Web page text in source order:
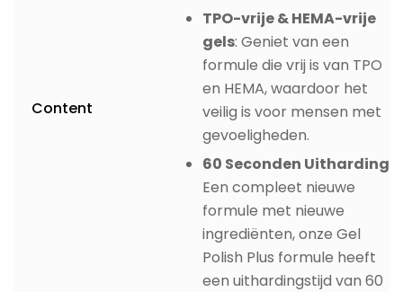
Content
TPO-vrije & HEMA-vrije
gels: Geniet van een
formule die vrij is van TPO
en HEMA, waardoor het
veilig is voor mensen met
gevoeligheden.
60 Seconden Uitharding:
Een compleet nieuwe
formule met nieuwe
ingrediënten, onze Gel
Polish Plus formule heeft
een uithardingstijd van 60